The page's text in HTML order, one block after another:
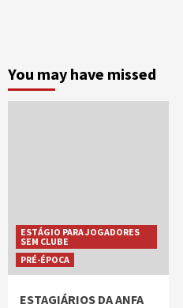
You may have missed
ESTÁGIO PARA JOGADORES
SEM CLUBE
PRÉ-ÉPOCA
ESTAGIÁRIOS DA ANFA